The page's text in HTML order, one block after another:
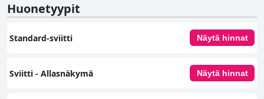
Huonetyypit
Standard-sviitti Näytä hinnat
Sviitti - Allasnäkymä Näytä hinnat